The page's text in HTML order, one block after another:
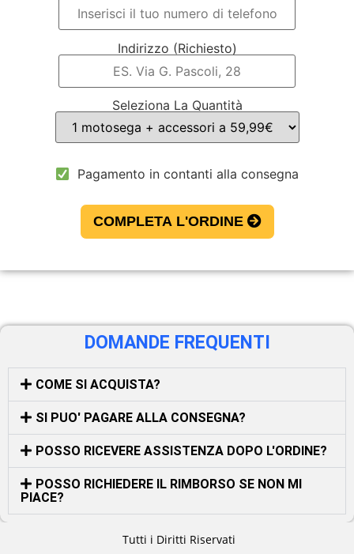
Indirizzo (Richiesto)
Seleziona La Quantità
Pagamento in contanti alla consegna
COMPLETA L'ORDINE
DOMANDE FREQUENTI
COME SI ACQUISTA?
SI PUO' PAGARE ALLA CONSEGNA?
POSSO RICEVERE ASSISTENZA DOPO L'ORDINE?
POSSO RICHIEDERE IL RIMBORSO SE NON MI
PIACE?
Tutti i Diritti Riservati